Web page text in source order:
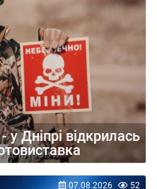
у Дніпрі відкрилась
07.08.2026 52